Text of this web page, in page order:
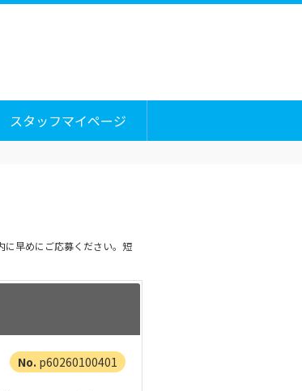
スタッフマイページ
に早めにご応募ください。短
p60260100401